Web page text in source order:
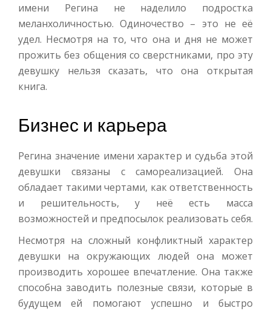
имени Регина не наделило подростка
меланхоличностью. Одиночество – это не её
удел. Несмотря на то, что она и дня не может
прожить без общения со сверстниками, про эту
девушку нельзя сказать, что она открытая
книга.
Бизнес и карьера
Регина значение имени характер и судьба этой
девушки связаны с самореализацией. Она
обладает такими чертами, как ответственность
и решительность, у неё есть масса
возможностей и предпосылок реализовать себя.
Несмотря на сложный конфликтный характер
девушки на окружающих людей она может
производить хорошее впечатление. Она также
способна заводить полезные связи, которые в
будущем ей помогают успешно и быстро